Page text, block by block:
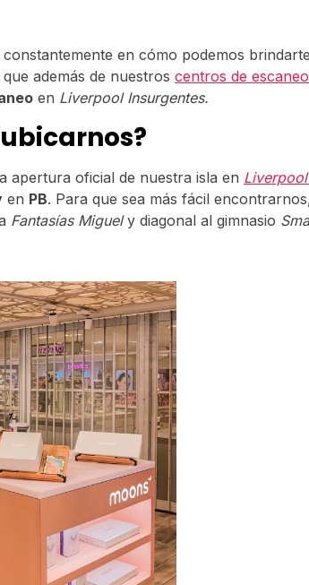
en cómo podemos
además de nuestroscentros de escaneo
en Liverpool Insurgentes.
apertura oficial de nuestra isla en
en PB. Para que sea más fácil
Fantasías Miguely diagonal al gimnasio